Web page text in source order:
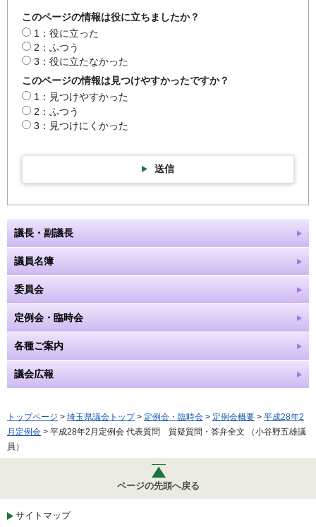
このページの情報は役に立ちましたか？
1：役に立った
2：ふつう
3：役に立たなかった
このページの情報は見つけやすかったですか？
1：見つけやすかった
2：ふつう
3：見つけにくかった
送信
議長・副議長
議員名簿
委員会
定例会・臨時会
各種ご案内
議会広報
トップページ > 埼玉県議会トップ> 定例会・臨時会 > 定例会概要 > 平成28年2
月定例会 > 平成28年2月定例会 代表質問 質疑質問・答弁全文 （小谷野五雄議
員）
ページの先頭へ戻る
サイトマップ